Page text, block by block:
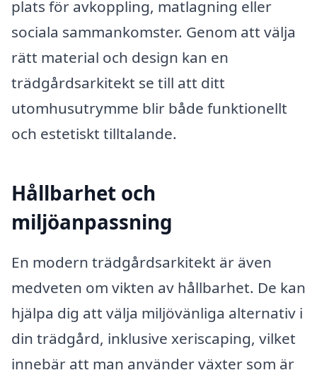
plats för avkoppling, matlagning eller
sociala sammankomster. Genom att välja
rätt material och design kan en
trädgårdsarkitekt se till att ditt
utomhusutrymme blir både funktionellt
och estetiskt tilltalande.
Hållbarhet och
miljöanpassning
En modern trädgårdsarkitekt är även
medveten om vikten av hållbarhet. De kan
hjälpa dig att välja miljövänliga alternativ i
din trädgård, inklusive xeriscaping, vilket
innebär att man använder växter som är